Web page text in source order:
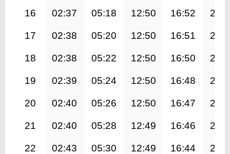
16 02:37 05:18 12:50 16:52
17 02:38 05:20 12:50 16:51
18 02:38 05:22 12:50 16:50
19 02:39 05:24 12:50 16:48
20 02:40 05:26 12:50 16:47
21 02:40 05:28 12:49 16:46
22 02:43 05:30 12:49 16:44